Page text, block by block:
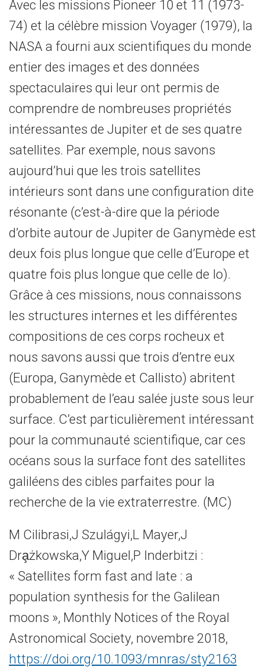
Avec les missions Pioneer 10 et 11 (1973-
74) et la célèbre mission Voyager (1979), la
NASA a fourni aux scientifiques du monde
entier des images et des données
spectaculaires qui leur ont permis de
comprendre de nombreuses propriétés
intéressantes de Jupiter et de ses quatre
satellites. Par exemple, nous savons
aujourd’hui que les trois satellites
intérieurs sont dans une configuration dite
résonante (c’est-à-dire que la période
d’orbite autour de Jupiter de Ganymède est
deux fois plus longue que celle d’Europe et
quatre fois plus longue que celle de Io).
Grâce à ces missions, nous connaissons
les structures internes et les différentes
compositions de ces corps rocheux et
nous savons aussi que trois d’entre eux
(Europa, Ganymède et Callisto) abritent
probablement de l’eau salée juste sous leur
surface. C’est particulièrement intéressant
pour la communauté scientifique, car ces
océans sous la surface font des satellites
galiléens des cibles parfaites pour la
recherche de la vie extraterrestre. (MC)
M Cilibrasi,J Szulágyi,L Mayer,J
Dra̧żkowska,Y Miguel,P Inderbitzi :
« Satellites form fast and late : a
population synthesis for the Galilean
moons », Monthly Notices of the Royal
Astronomical Society, novembre 2018,
https://doi.org/10.1093/mnras/sty2163